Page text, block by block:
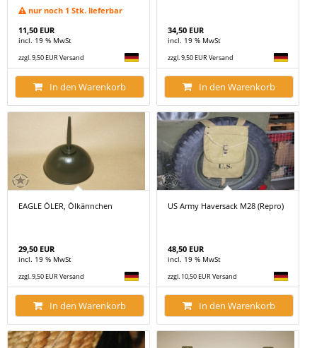
nur noch 1 Stk. lieferbar
11,50 EUR
incl. 19 % MwSt
zzgl. 9,50 EUR Versand
In den Warenkorb
34,50 EUR
incl. 19 % MwSt
zzgl. 9,50 EUR Versand
In den Warenkorb
EAGLE ÖLER, Ölkännchen
29,50 EUR
incl. 19 % MwSt
zzgl. 9,50 EUR Versand
In den Warenkorb
US Army Haversack M28 (Repro)
48,50 EUR
incl. 19 % MwSt
zzgl. 10,50 EUR Versand
In den Warenkorb